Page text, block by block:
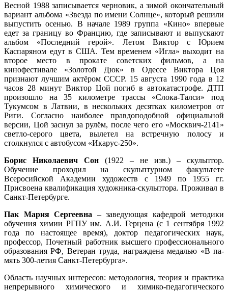
Весной 1988 записывается черновик, а зимой окончательный
вариант альбома «Звезда по имени Солнце», который решили
выпустить осенью. В начале 1989 группа «Кино» впервые
едет за границу во Францию, где записывают и выпускают
альбом «Последний герой». Летом Виктор с Юрием
Каспаряном едут в США. Тем временем «Игла» выходит на
второе место в прокате советских фильмов, а на
кинофестивале «Золотой Дюк» в Одессе Виктора Цоя
признают лучшим актёром СССР. 15 августа 1990 года в 12
часов 28 минут Виктор Цой погиб в автокатастрофе. ДТП
произошло на 35 километре трассы «Слока-Талси» под
Тукумсом в Латвии, в нескольких десятках километров от
Риги. Согласно наиболее правдоподобной официальной
версии, Цой заснул за рулём, после чего его «Москвич-2141»
светло-серого цвета, вылетел на встречную полосу и
столкнулся с автобусом «Икарус-250».
Борис Николаевич Сон (1922 – не изв.) – скульптор.
Обучение проходил на скульптурном факультете
Всеросийской Академии художеств с 1949 по 1955 гг.
Присвоена квалификация художника-скульптора. Проживал в
Санкт-Петербурге.
Пак Мария Сергеевна – заведующая кафедрой методики
обучения химии РГПУ им. А.И. Герцена (с 1 сентября 1992
года по настоящее время), доктор педагогических наук,
профессор, Почетный работник высшего профессионального
образования РФ, Ветеран труда, награждена медалью «В па-
мять 300-летия Санкт-Петербурга».
Область научных интересов: методология, теория и практика
непрерывного химического и химико-педагогического